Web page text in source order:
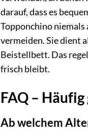
darauf, dass es
Topponchino niemals
vermeiden. Sie dient
Beistellbett. Das
frisch bleibt.
FAQ –
Ab welchem